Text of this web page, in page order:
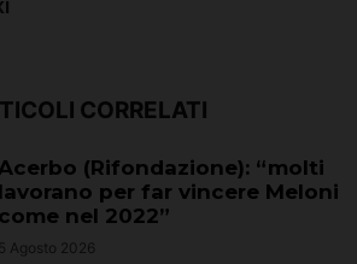
CORRELATI
Acerbo (Rifondazione): “molti
lavorano per far vincere Meloni
come nel 2022”
5 Agosto 2026